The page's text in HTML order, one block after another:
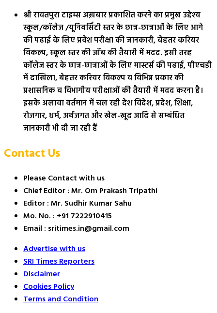
श्री रावतपुरा टाइम्स अख़बार प्रकाशित करने का प्रमुख उद्देश्य
स्कूल/कॉलेज /यूनिवर्सिटी स्तर के छात्र-छात्राओं के लिए आगे
की पढाई के लिए प्रवेश परीक्षा की जानकारी, बेहतर करियर
विकल्प, स्कूल स्तर की जॉब की तैयारी में मदद. इसी तरह
कॉलेज स्तर के छात्र-छात्राओं के लिए मास्टर्स की पढाई, पीएचडी
में दाखिला, बेहतर करियर विकल्प व विभिन्न प्रकार की
प्रशासनिक व विभागीय परीक्षाओं की तैयारी में मदद करना है।
इसके अलावा वर्तमान में चल रही देश विदेश, प्रदेश, शिक्षा,
रोजगार, धर्म, अर्थजगत और खेल-खूद आदि से सम्बंधित
जानकारी भी दी जा रही हैं
Contact Us
Please Contact with us
Chief Editor : Mr. Om Prakash Tripathi
Editor : Mr. Sudhir Kumar Sahu
Mo. No. : +91 7222910415
Email : sritimes.in@gmail.com
Advertise with us
SRI Times Reporters
Disclaimer
Cookies Policy
Terms and Condition